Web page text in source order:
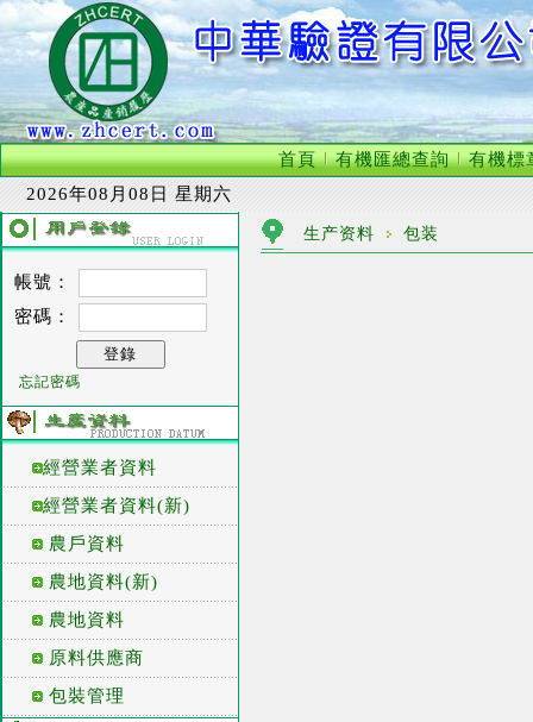
首頁 有機匯總查詢
有機標
2026年08月08日 星期六
帳號：
密碼：
忘記密碼
經營業者資料
經營業者資料(新)
農戶資料
農地資料(新)
農地資料
原料供應商
包裝管理
生产资料 包装